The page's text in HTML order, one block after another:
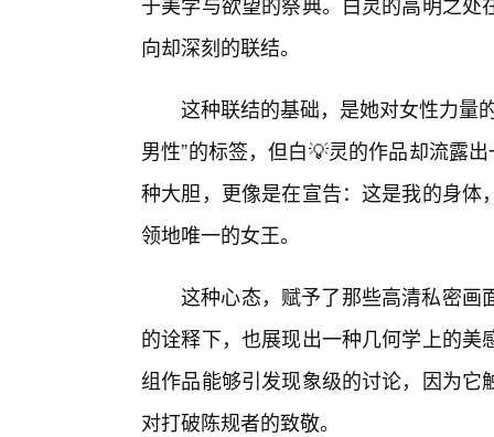
向却深刻的联结。
这种联结的基础，是她对女性力量
男性”的标签，但白💡灵的作品却流露
种大胆，更像是在宣告：这是我的身
领地唯一的女王。
这种心态，赋予了那些高清私密画
的诠释下，也展现出一种几何学上的
组作品能够引发现象级的讨论，因为
对打破陈规者的致敬。